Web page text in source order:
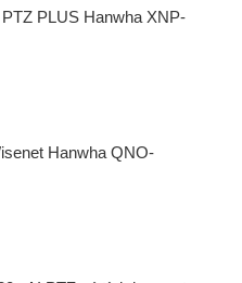
PLUS Hanwha XNP-
Hanwha QNO-